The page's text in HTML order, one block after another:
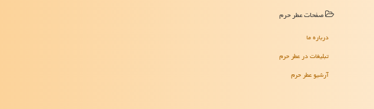
صفحات عطر حرم
درباره ما
تبلیغات در عطر حرم
آرشیو عطر حرم